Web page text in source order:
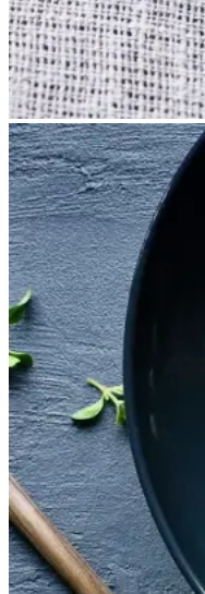
SatjaSatja de
pollopollo
Gem opskrift
Aftensmad